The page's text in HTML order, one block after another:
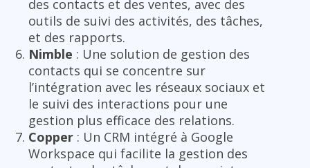
des contacts et des ventes, avec des
outils de suivi des activités, des tâches,
et des rapports.
Nimble : Une solution de gestion des
contacts qui se concentre sur
l’intégration avec les réseaux sociaux et
le suivi des interactions pour une
gestion plus efficace des relations.
Copper : Un CRM intégré à Google
Workspace qui facilite la gestion des